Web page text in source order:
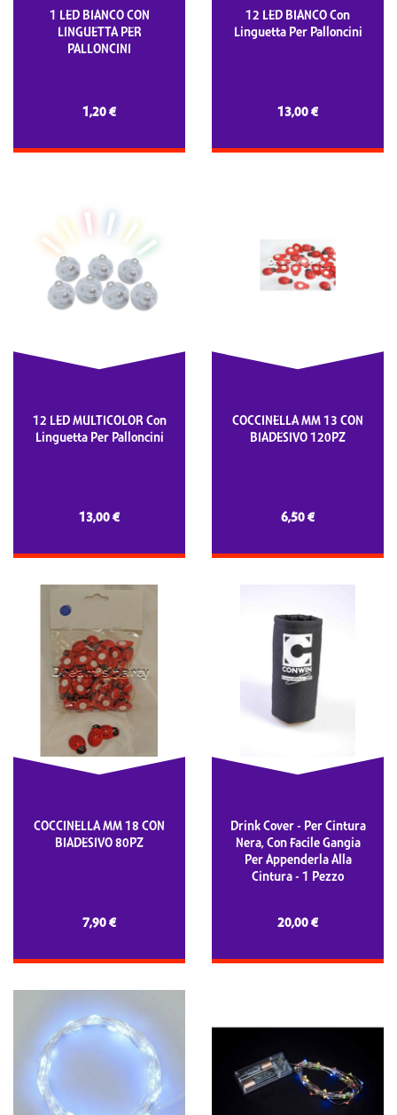
1 LED BIANCO CON
LINGUETTA PER
PALLONCINI
1,20 €
12 LED BIANCO Con
Linguetta Per Palloncini
13,00 €
12 LED MULTICOLOR Con
Linguetta Per Palloncini
13,00 €
COCCINELLA MM 13 CON
BIADESIVO 120PZ
6,50 €
COCCINELLA MM 18 CON
BIADESIVO 80PZ
7,90 €
Drink Cover - Per Cintura
Nera, Con Facile Gangia
Per Appenderla Alla
Cintura - 1 Pezzo
20,00 €